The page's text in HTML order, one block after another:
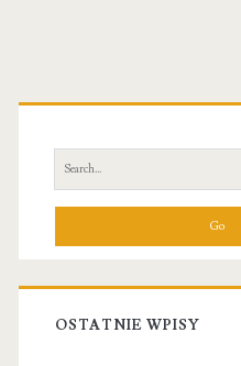
Primary
Sidebar
Search
for:
OSTATNIE WPISY